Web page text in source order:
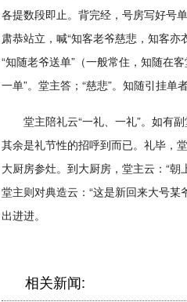
各提数段即止。背完经，号房写好号
肃恭站立，喊“知客老爷慈悲，知客
“知随老爷送单”（一般常住，知随在
一单”。堂主答；“慈悲”。知随引挂单
堂主陪礼云“一礼、一礼”。如有
其余是礼节性的招呼到而已。礼毕，
大厨房参灶。到大厨房，堂主云：“朝
堂主则对典造云：“这是新回来大号
出进进。
相关新闻: